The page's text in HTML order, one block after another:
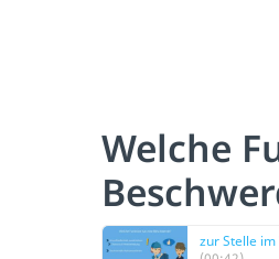
Welche
zur Stelle